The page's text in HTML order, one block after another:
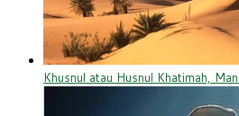
Khusnul atau Husnul Khatimah,